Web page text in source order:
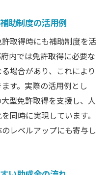
助制度の活用例
取得時にも補助制度を活
内では免許取得に必要な
場合があり、これにより
す。実際の活用例とし
型免許取得を支援し、人
同時に実現しています。
レベルアップにも寄与し